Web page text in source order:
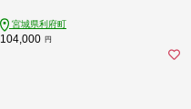
宮城県利府町
104,000 円